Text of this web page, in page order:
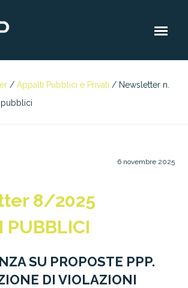
/ Appalti Pubblici e Privati / Newsletter n.
6 novembre 2025
8/2025
PUBBLICI
SU PROPOSTE PPP.
DI VIOLAZIONI